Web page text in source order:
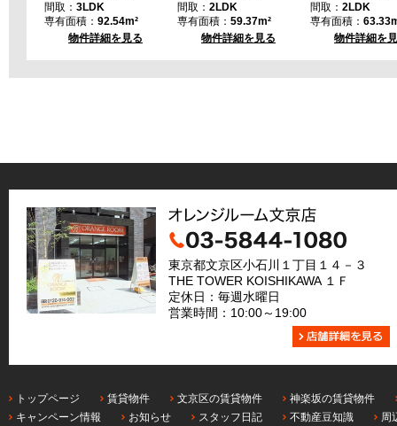
間取： 3LDK
専有面積： 92.54m²
物件詳細を見る
間取： 2LDK
専有面積： 59.37m²
物件詳細を見る
間取： 2LDK
専有面積：
物件詳細を
東京都文京区小石川１丁目１４－３
THE TOWER KOISHIKAWA １Ｆ
定休日：毎週水曜日
営業時間：10:00～19:00
トップページ 賃貸物件 文京区の賃貸物件
神楽坂の賃貸物件
キャンペーン情報
お知らせ スタッフ日記 不動産豆知識 周